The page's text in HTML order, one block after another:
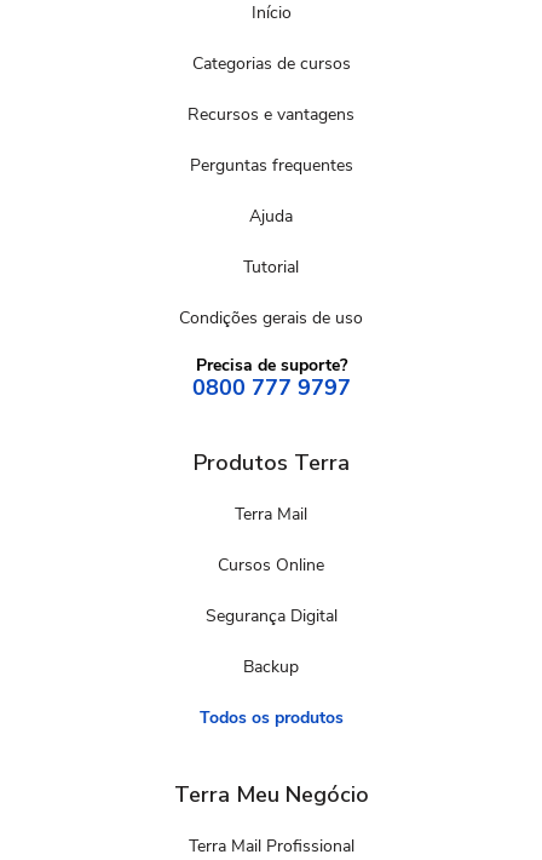
Início
Categorias de cursos
Recursos e vantagens
Perguntas frequentes
Ajuda
Tutorial
Condições gerais de uso
Precisa de suporte?
0800 777 9797
Produtos Terra
Terra Mail
Cursos Online
Segurança Digital
Backup
Todos os produtos
Terra Meu Negócio
Terra Mail Profissional